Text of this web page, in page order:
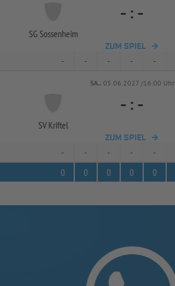
SG Sossenheim
- : -
ZUM SPIEL
- - - - -
SA.. 05.06.2027 /16:00 Uhr
SV Kriftel
- : -
ZUM SPIEL
- - - - -
0
0 0 0 0